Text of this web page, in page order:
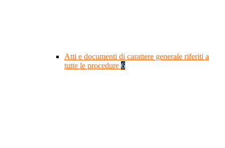
Atti e documenti di carattere generale riferiti a
tutte le procedure 6